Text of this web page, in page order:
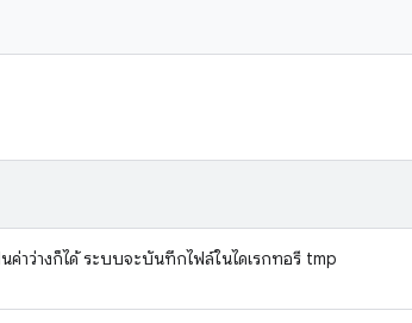
ค่าว่างก็ได้ ระบบจะบันทึกไฟล์ในไดเรกทอรี tmp